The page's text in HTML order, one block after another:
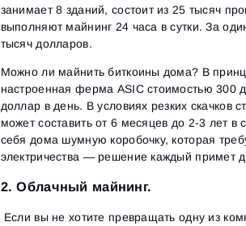
занимает 8 зданий, состоит из 25 тысяч
выполняют майнинг 24 часа в сутки. За
тысяч долларов.
Можно ли майнить биткоины дома? В
настроенная ферма ASIC стоимостью 300
доллар в день. В условиях резких скачков
может составить от 6 месяцев до 2-3 лет в
себя дома шумную коробочку, которая
электричества — решение каждый примет
2. Облачный майнинг.
Если вы не хотите превращать одну из